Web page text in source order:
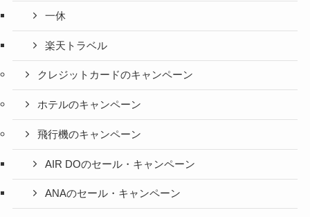
一休
楽天トラベル
クレジットカードのキャンペーン
ホテルのキャンペーン
飛行機のキャンペーン
AIR DOのセール・キャンペーン
ANAのセール・キャンペーン